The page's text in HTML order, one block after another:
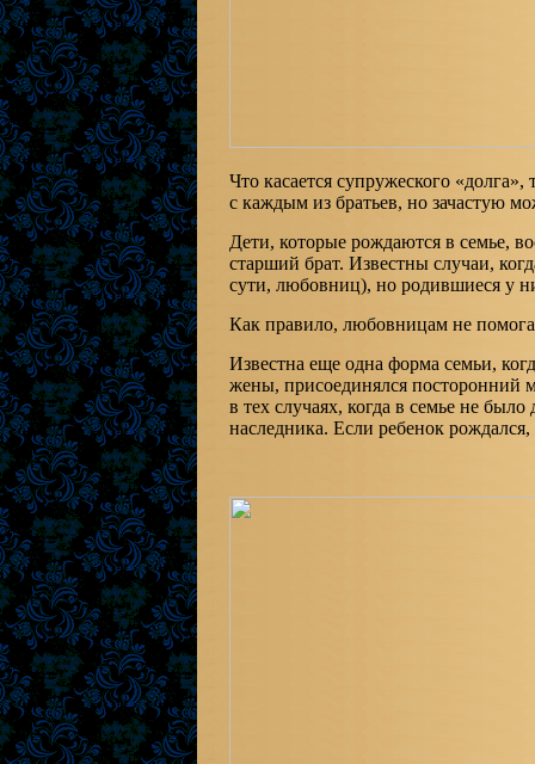
Что касается супружеского
с каждым из братьев, но зачастую
Дети, которые рождаются в семье,
старший брат. Известны случаи,
сути, любовниц), но родившиеся у
Как правило, любовницам не
Известна еще одна форма семьи,
жены, присоединялся посторонний
в тех случаях, когда в семье не
наследника. Если ребенок